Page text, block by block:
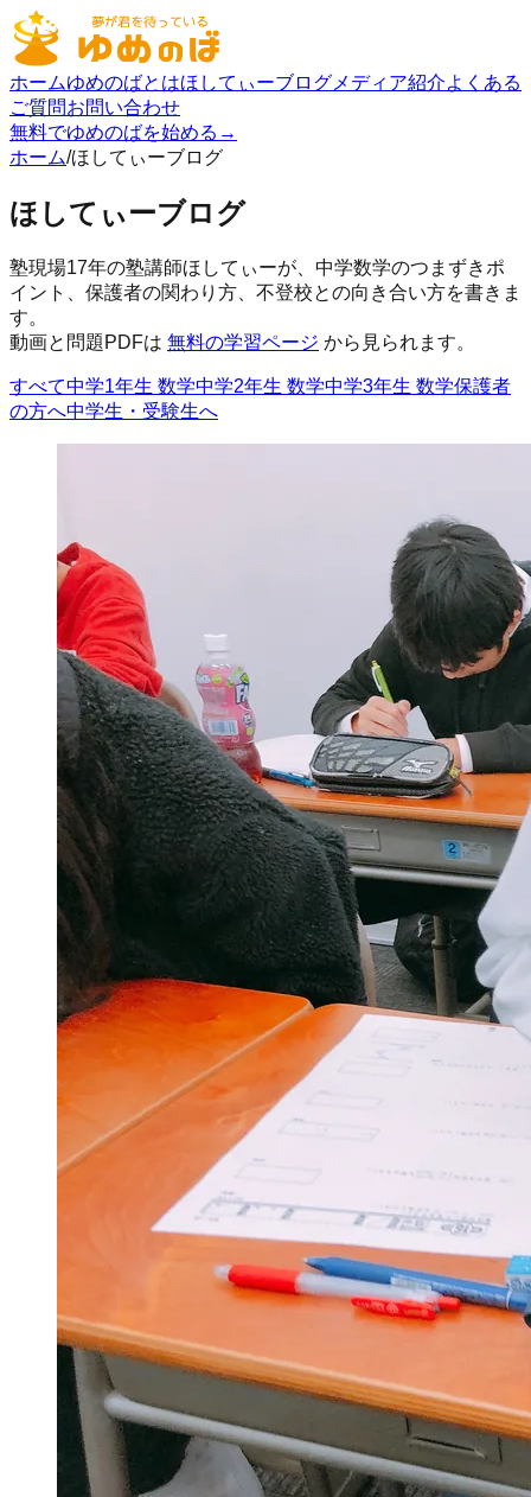
ホームゆめのばとはほしてぃーブログ メディア紹介よくある
ご質問お問い合わせ
無料でゆめのばを始める →
ホーム/ほしてぃーブログ
ほしてぃーブログ
塾現場17年の塾講師ほしてぃーが、中学数学のつまずきポ
イント、保護者の関わり方、不登校との向き合い方を書きま
す。
動画と問題PDFは 無料の学習ページ から見られます。
すべて中学1年生 数学中学2年生 数学中学3年生 数学保護者
の方へ中学生・受験生へ